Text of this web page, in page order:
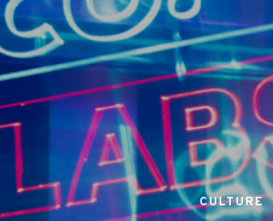
CULTURE